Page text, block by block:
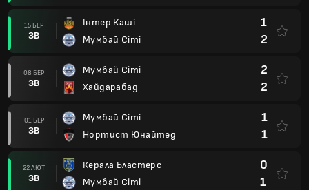
15 БЕР
ЗВ
Інтер Каші
Мумбай Сіті
1
2
08 БЕР
ЗВ
Мумбай Сіті
Хайдарабад
2
2
01 БЕР
ЗВ
Мумбай Сіті
Нортист Юнайтед
1
1
22 ЛЮТ
ЗВ
Керала Бластерс
Мумбай Сіті
0
1